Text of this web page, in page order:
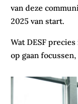
van deze
2025 van start.
Wat DESF
op gaan